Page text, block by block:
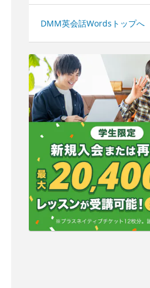
DMM英会話Wordsトップへ